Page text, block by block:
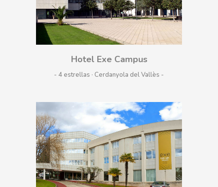
Hotel Exe Campus
- 4 estrellas · Cerdanyola del Vallès